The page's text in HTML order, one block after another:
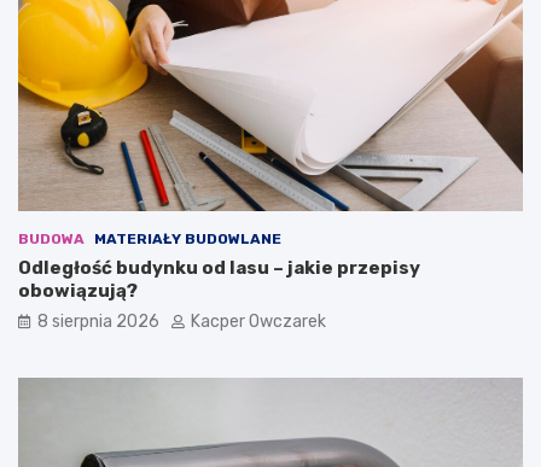
BUDOWA MATERIAŁY BUDOWLANE
Odległość budynku od lasu – jakie przepisy
obowiązują?
8 sierpnia 2026 Kacper Owczarek